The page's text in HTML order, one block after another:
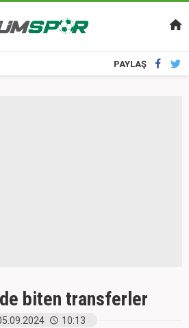
PAYLAŞ
biten transferler
10:13